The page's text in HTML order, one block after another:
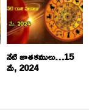
నేటి జాతకములు…15
మే, 2024